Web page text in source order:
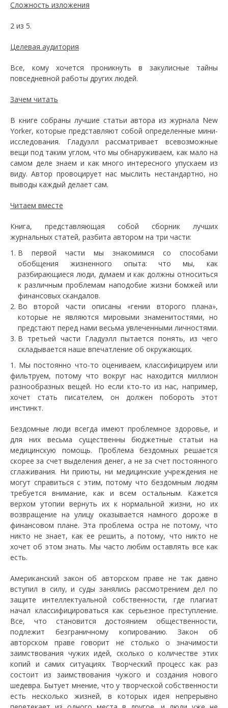
Сложность изложения
2 из 5.
Целевая аудитория
Все, кому хочется проникнуть в закулисные тайны
повседневной работы других людей.
Зачем читать
В книге собраны лучшие статьи автора из журнала New
Yorker, которые представляют собой определенные мини-
исследования. Гладуэлл рассматривает всевозможные
вещи под таким углом, что мы обнаруживаем, как мало на
самом деле знаем и как много интересного упускаем из
виду. Автор провоцирует нас мыслить нестандартно, но
выводы каждый делает сам.
Читаем вместе
Книга, представляющая собой сборник лучших
журнальных статей, разбита автором на три части:
В первой части мы знакомимся со способами
обобщения жизненного опыта: что мы, как
разбирающиеся люди, думаем и как должны относиться
к различным проблемам наподобие жизни бомжей или
финансовых скандалов.
Во второй части описаны «гении второго плана»,
которые не являются мировыми знаменитостями, но
предстают перед нами весьма увлеченными личностями.
В третьей части Гладуэлл пытается понять, из чего
складывается наше впечатление об окружающих.
1. Мы постоянно что-то оцениваем, классифицируем или
фильтруем, потому что вокруг нас находится миллион
разнообразных вещей. Но если кто-то из нас, например,
хочет стать писателем, он должен побороть этот
инстинкт.
Бездомные люди всегда имеют проблемное здоровье, и
для них весьма существенны бюджетные статьи на
медицинскую помощь. Проблема бездомных решается
скорее за счет выделения денег, а не за счет постоянного
сглаживания. Ни приюты, ни медицинские учреждения не
могут справиться с этим, потому что бездомным людям
требуется внимание, как и всем остальным. Кажется
верхом утопии вернуть их к нормальной жизни, но их
возвращение на улицу оказывается намного дороже в
финансовом плане. Эта проблема остра не потому, что
никто не знает, как ее решить, а потому, что никто не
хочет об этом знать. Мы часто любим оставлять все как
есть.
Американский закон об авторском праве не так давно
вступил в силу, и суды занялись рассмотрением дел по
защите интеллектуальной собственности, где плагиат
начал классифицироваться как серьезное преступление.
Все, что становится достоянием общественности,
подлежит безграничному копированию. Закон об
авторском праве говорит не столько о значимости
заимствования чужих идей, сколько о количестве этих
копий и самих ситуациях. Творческий процесс как раз
состоит из заимствования чужого и создания нового
шедевра. Бытует мнение, что у творческой собственности
есть несколько жизней, в которых идея непрерывно